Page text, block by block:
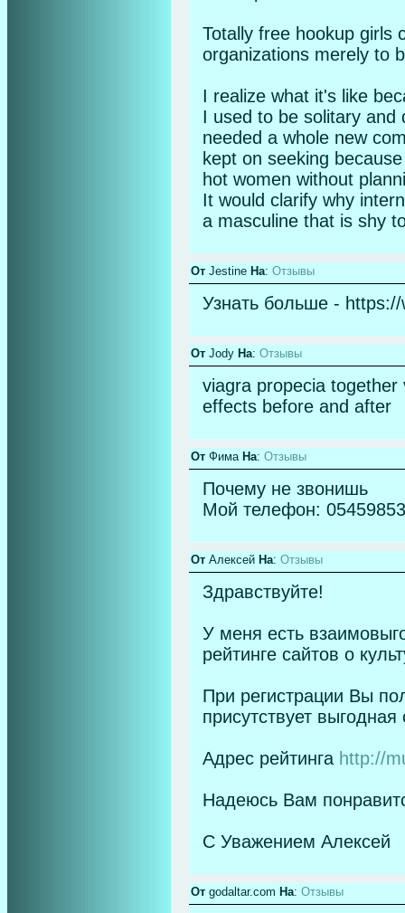
Totally free hookup girls
organizations merely to
I realize what it's like
I used to be solitary and
needed a whole new
kept on seeking
hot women without
It would clarify why
a masculine that is shy
От Jestine На: Отзывы
Узнать больше -
От Jody На: Отзывы
viagra propecia
effects before and after
От Фима На: Отзывы
Почему не звонишь
Мой телефон:
От Алексей На: Отзывы
Здравствуйте!
У меня есть
рейтинге сайтов о
При регистрации Вы
присутствует
Адрес рейтинга http://
Надеюсь Вам
С Уважением Алексей
От godaltar.com На: Отзывы